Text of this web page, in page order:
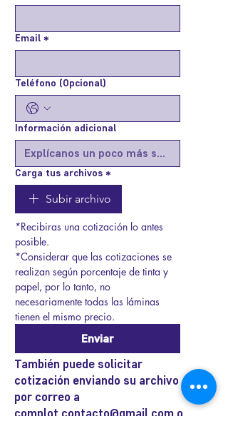
Email *
Teléfono (Opcional)
Información adicional
Carga tus archivos *
Subir archivo
*Recibiras una cotización lo antes
posible.
*Considerar que las cotizaciones se
realizan según porcentaje de tinta y
papel, por lo tanto, no
necesariamente todas las láminas
tienen el mismo precio.
Enviar
También puede solicitar
cotización enviando su archivo
por correo a
complot.contacto@gmail.com o